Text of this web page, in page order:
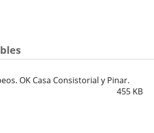
OK Casa Consistorial y Pinar.
455 KB